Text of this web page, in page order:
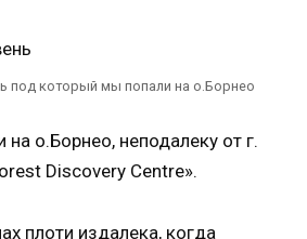
под который мы попали на о.Борнео
о.Борнео, неподалеку от г.
Discovery Centre».
плоти издалека, когда